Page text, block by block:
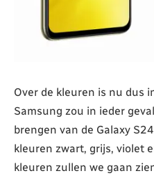
Over de kleuren is nu dus
Samsung zou in ieder
brengen van de Galaxy
kleuren zwart, grijs, violet
kleuren zullen we gaan